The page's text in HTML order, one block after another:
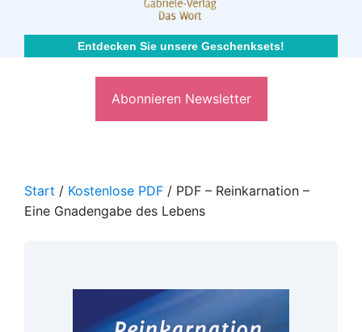
Entdecken Sie unsere Geschenksets!
Abonnieren Newsletter
Start / Kostenlose PDF / PDF – Reinkarnation –
Eine Gnadengabe des Lebens